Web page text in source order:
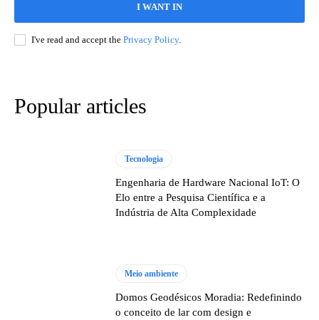
I WANT IN
I've read and accept the Privacy Policy.
Popular articles
Tecnologia
Engenharia de Hardware Nacional IoT: O
Elo entre a Pesquisa Científica e a
Indústria de Alta Complexidade
Meio ambiente
Domos Geodésicos Moradia: Redefinindo
o conceito de lar com design e